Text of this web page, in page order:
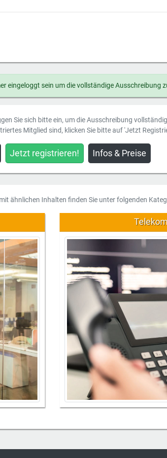
eingeloggt sein um die vollständige Ausschreibung
Sie sich bitte ein, um die Ausschreibung
Mitglied sind, klicken Sie bitte auf 'Jetzt
Jetzt registrieren! Infos & Preise
ähnlichen Inhalten finden Sie unter folgenden